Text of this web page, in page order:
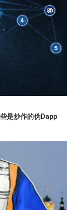
是炒作的伪Dapp